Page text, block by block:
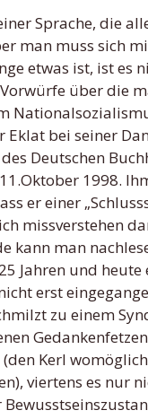
Sprache, die
man muss sich
etwas ist, ist es
über die
Eklat bei seiner
Deutschen
1998.
er einer
missverstehen
kann man
Jahren und
erst
zu einem
Kerl
viertens es nur